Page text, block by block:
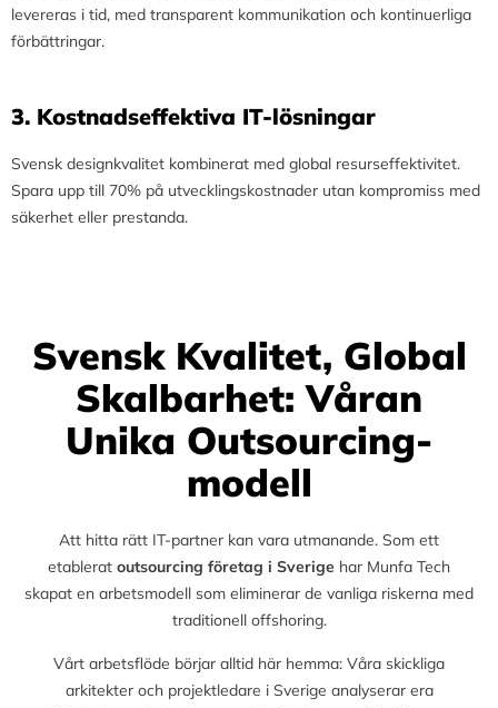
levereras i tid, med transparent kommunikation och kontinuerliga
förbättringar.
3.⁠ ⁠Kostnadseffektiva IT-lösningar
Svensk designkvalitet kombinerat med global resurseffektivitet.
Spara upp till 70% på utvecklingskostnader utan kompromiss med
säkerhet eller prestanda.
Svensk Kvalitet, Global
Skalbarhet: Våran
Unika Outsourcing-
modell
Att hitta rätt IT-partner kan vara utmanande. Som ett
etablerat outsourcing företag i Sverige har Munfa Tech
skapat en arbetsmodell som eliminerar de vanliga riskerna med
traditionell offshoring.
Vårt arbetsflöde börjar alltid här hemma: Våra skickliga
arkitekter och projektledare i Sverige analyserar era